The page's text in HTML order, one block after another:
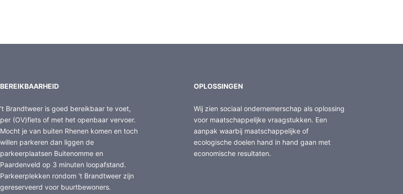
BEREIKBAARHEID
't Brandtweer is goed bereikbaar te voet,
per (OV)fiets of met het openbaar vervoer.
Mocht je van buiten Rhenen komen en toch
willen parkeren dan liggen de
parkeerplaatsen Buitenomme en
Paardenveld op 3 minuten loopafstand.
Parkeerplekken rondom 't Brandtweer zijn
gereserveerd voor buurtbewoners.
OPLOSSINGEN
Wij zien sociaal ondernemerschap als oplossing
voor maatschappelijke vraagstukken. Een
aanpak waarbij maatschappelijke of
ecologische doelen hand in hand gaan met
economische resultaten.